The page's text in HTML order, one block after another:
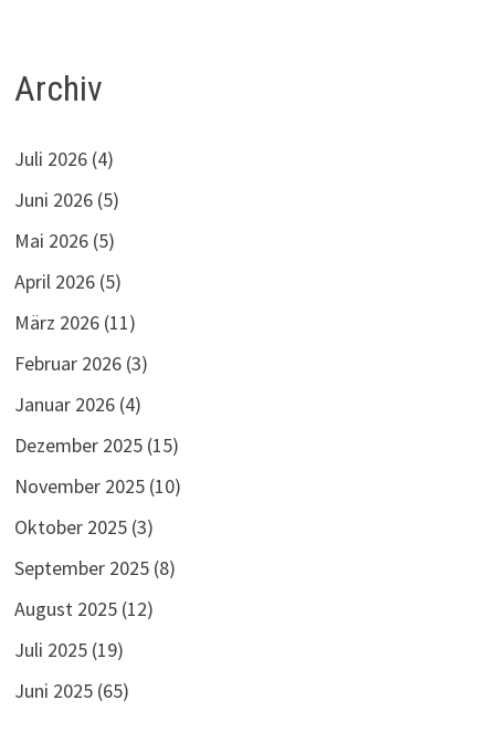
Archiv
Juli 2026 (4)
Juni 2026 (5)
Mai 2026 (5)
April 2026 (5)
März 2026 (11)
Februar 2026 (3)
Januar 2026 (4)
Dezember 2025 (15)
November 2025 (10)
Oktober 2025 (3)
September 2025 (8)
August 2025 (12)
Juli 2025 (19)
Juni 2025 (65)